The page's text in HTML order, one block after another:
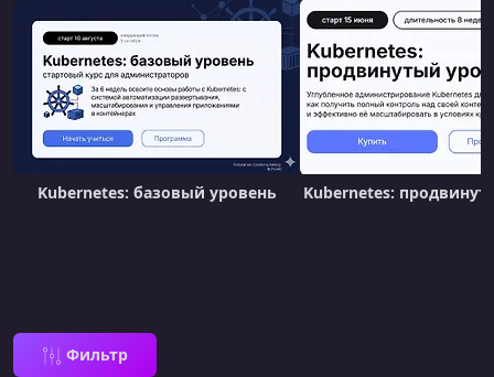
Kubernetes: базовый уровень Kubernetes:
Фильтр